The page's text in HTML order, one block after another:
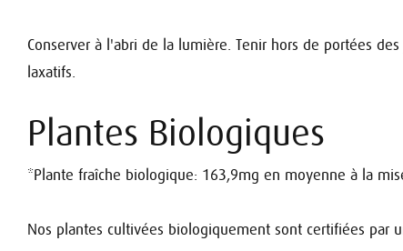
Conserver à l'abri de la lumière. Tenir hors de portées
laxatifs.
Plantes Biologiques
*Plante fraîche biologique: 163,9mg en moyenne à la
Nos plantes cultivées biologiquement sont certifiées par